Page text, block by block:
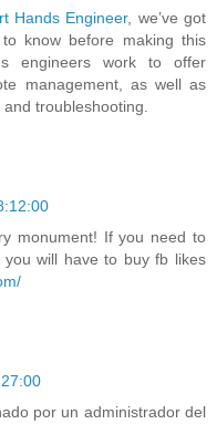
Hands Engineer, we’ve got
know before making this
engineers work to offer
management, as well as
troubleshooting.
monument! If you need to
will have to buy fb likes
por un administrador del